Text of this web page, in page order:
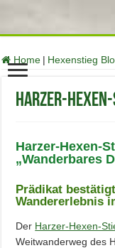
Home | Hexenstieg
Harzer-
Harzer-Hexen-
„Wanderbares
Prädikat
Wandererlebnis
Der Harzer-Hexen-
Weitwanderweg des